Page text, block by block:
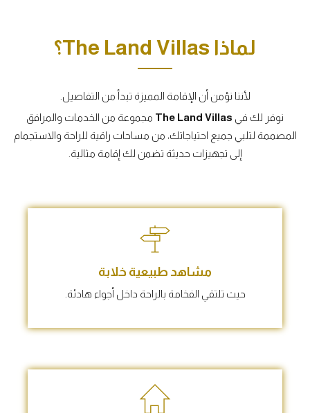
لماذا The Land Villas؟
لأننا نؤمن أن الإقامة المميزة تبدأ من التفاصيل.
نوفر لك في The Land Villas مجموعة من الخدمات والمرافق
المصممة لتلبي جميع احتياجاتك، من مساحات راقية للراحة والاستجمام
إلى تجهيزات حديثة تضمن لك إقامة مثالية.
مشاهد طبيعية خلابة
حيث تلتقي الفخامة بالراحة داخل أجواء هادئة.